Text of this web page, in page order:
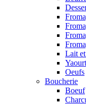
Lait
Oeufs
Boucherie
Boeuf